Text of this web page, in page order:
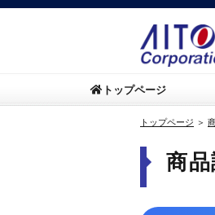
トップページ
トップページ ＞
商